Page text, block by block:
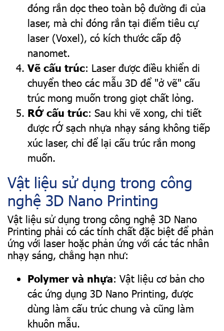
đóng rắn dọc theo toàn bộ đường đi của
laser, mà chỉ đóng rắn tại điểm tiêu cự
laser (Voxel), có kích thước cấp độ
nanomet.
Vẽ cấu trúc: Laser được điều khiển di
chuyển theo các mẫu 3D để "ở vẽ" cấu
trúc mong muốn trong giọt chất lỏng.
RỚ cấu trúc: Sau khi vẽ xong, chi tiết
được rỚ sạch nhựa nhạy sáng không tiếp
xúc laser, chỉ để lại cấu trúc rắn mong
muốn.
Vật liệu sử dụng trong công
nghệ 3D Nano Printing
Vật liệu sử dụng trong công nghệ 3D Nano
Printing phải có các tính chất đặc biệt để phản
ứng với laser hoặc phản ứng với các tác nhân
nhạy sáng, chẳng hạn như:
Polymer và nhựa: Vật liệu cơ bản cho
các ứng dụng 3D Nano Printing, được
dùng làm cấu trúc chung và cũng làm
khuôn mẫu.